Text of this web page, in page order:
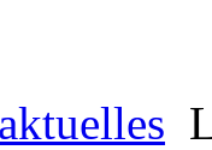
aktuelles